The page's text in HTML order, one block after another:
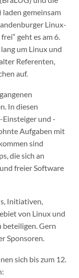
gemeinsam
Linux-
geht es am 6.
um Linux und
Referenten,
auf.
In diesen
und -
Aufgaben mit
sind
die sich an
freier Software
Initiativen,
von Linux und
beteiligen. Gern
Sponsoren.
sich bis zum 12.